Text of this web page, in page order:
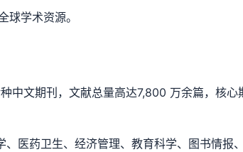
球学术资源。
中文期刊，文献总量高达7,800 万余篇，核
医药卫生、经济管理、教育科学、图书情报